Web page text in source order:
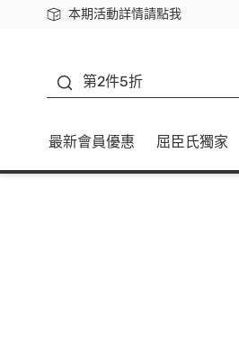
本期活動詳情請點我
下載app最高回饋$350
第2件5折
最新會員優惠 屈臣氏獨家